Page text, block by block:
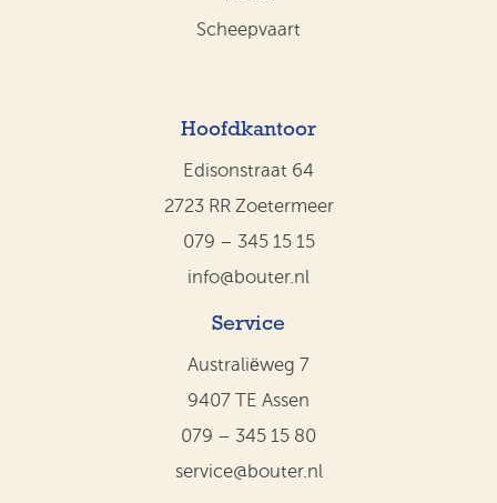
Scheepvaart
Hoofdkantoor
Edisonstraat 64
2723 RR Zoetermeer
079 – 345 15 15
info@bouter.nl
Service
Australiëweg 7
9407 TE Assen
079 – 345 15 80
service@bouter.nl